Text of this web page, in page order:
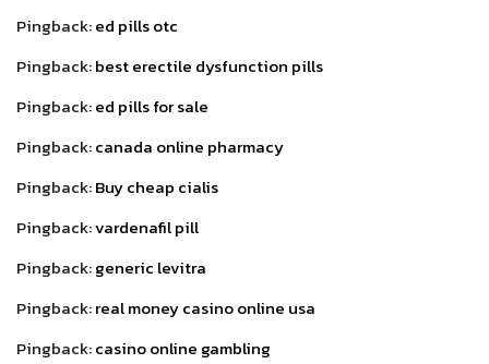
Pingback:ed pills otc
Pingback:best erectile dysfunction pills
Pingback:ed pills for sale
Pingback:canada online pharmacy
Pingback:Buy cheap cialis
Pingback:vardenafil pill
Pingback:generic levitra
Pingback:real money casino online usa
Pingback:casino online gambling